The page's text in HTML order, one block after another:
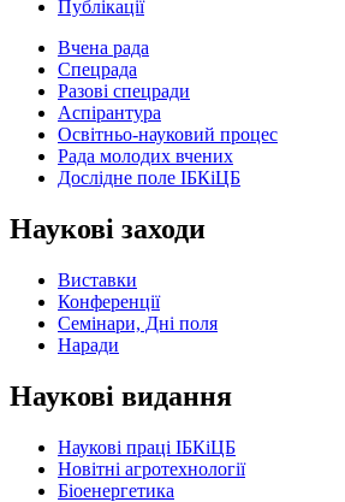
Публікації
Вчена рада
Спецрада
Разові спецради
Аспірантура
Освітньо-науковий процес
Рада молодих вчених
Дослідне поле ІБКіЦБ
Наукові заходи
Виставки
Конференції
Семінари, Дні поля
Наради
Наукові видання
Наукові праці ІБКіЦБ
Новітні агротехнології
Бiоенергетика